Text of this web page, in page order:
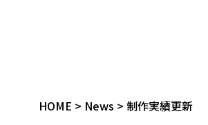
HOME > News > 制作実績更新